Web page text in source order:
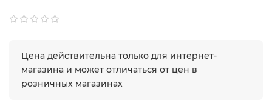
Цена действительна только для интернет-
магазина и может отличаться от цен в
розничных магазинах